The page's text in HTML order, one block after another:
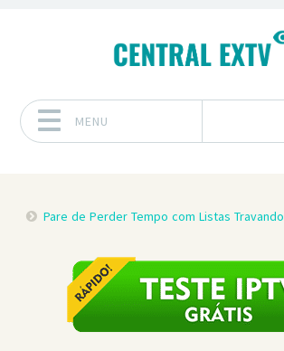
MENU
Pare de Perder Tempo com Listas Travando